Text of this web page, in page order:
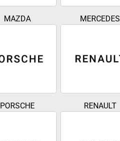
MAZDA MERCEDES
PORSCHE RENAULT